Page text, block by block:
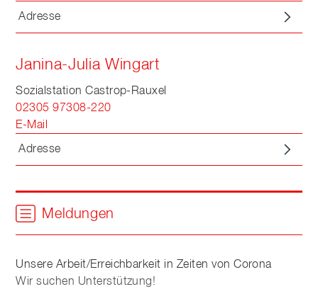
Adresse
Janina-Julia Wingart
Sozialstation Castrop-Rauxel
02305 97308-220
E-Mail
Adresse
Meldungen
Unsere Arbeit/Erreichbarkeit in Zeiten von Corona
Wir suchen Unterstützung!